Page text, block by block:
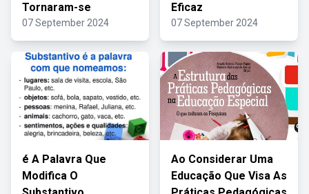
Tornaram-se
07 September 2024
Eficaz
07 September 2024
é A Palavra Que
Modifica O
Ao Considerar Uma
Educação Que Visa As